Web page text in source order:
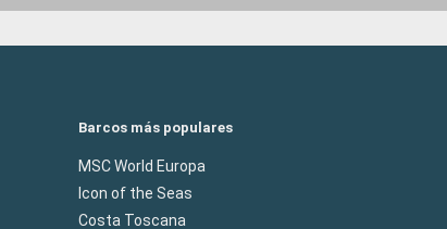
Barcos más populares
MSC World Europa
Icon of the Seas
Costa Toscana